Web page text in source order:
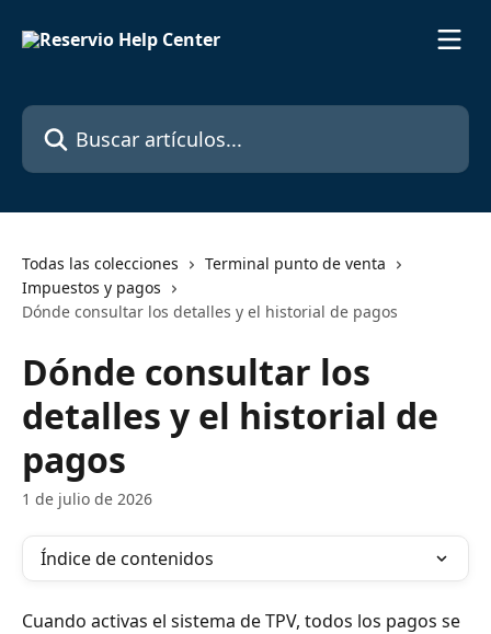
Buscar artículos...
Todas las colecciones
Terminal punto de venta
Impuestos y pagos
Dónde consultar los detalles y el historial de pagos
Dónde consultar los
detalles y el historial de
pagos
1 de julio de 2026
Índice de contenidos
Cuando activas el sistema de TPV, todos los pagos se